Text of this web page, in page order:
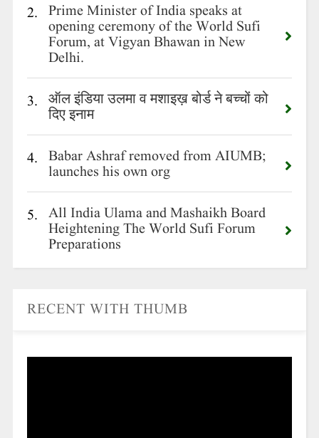
2. Prime Minister of India speaks at
opening ceremony of the World Sufi
Forum, at Vigyan Bhawan in New
Delhi.
3. ऑल इंडिया उलमा व मशाइख़ बोर्ड ने बच्चों को
दिए इनाम
4. Babar Ashraf removed from AIUMB;
launches his own org
5. All India Ulama and Mashaikh Board
Heightening The World Sufi Forum
Preparations
RECENT WITH THUMB